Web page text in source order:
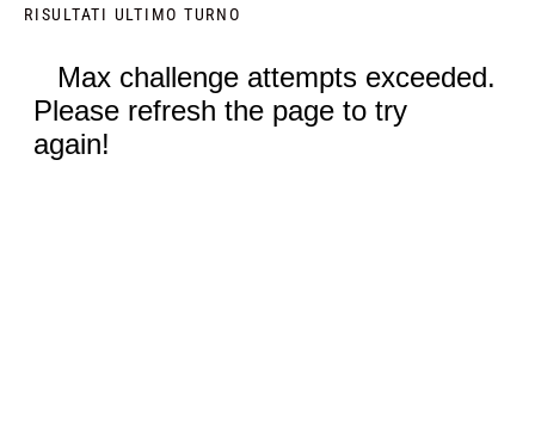
RISULTATI ULTIMO TURNO